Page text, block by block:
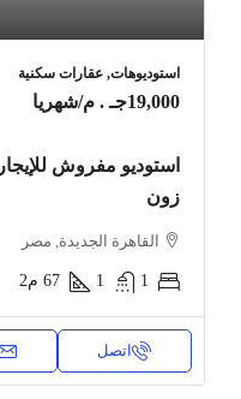
استوديوهات, عقارات سكنية
19,000جـ . م /شهريا
زون
القاهرة الجديدة, مصر
1
1
67 م2
اتصل